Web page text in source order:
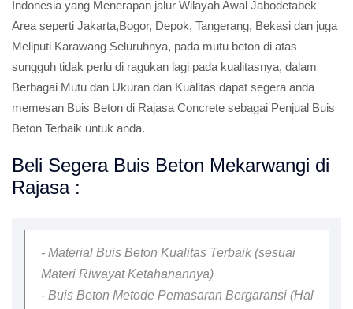
Indonesia yang Menerapan jalur Wilayah Awal Jabodetabek
Area seperti Jakarta,Bogor, Depok, Tangerang, Bekasi dan juga
Meliputi Karawang Seluruhnya, pada mutu beton di atas
sungguh tidak perlu di ragukan lagi pada kualitasnya, dalam
Berbagai Mutu dan Ukuran dan Kualitas dapat segera anda
memesan Buis Beton di Rajasa Concrete sebagai Penjual Buis
Beton Terbaik untuk anda.
Beli Segera Buis Beton Mekarwangi di
Rajasa :
- Material Buis Beton Kualitas Terbaik (sesuai
Materi Riwayat Ketahanannya)
- Buis Beton Metode Pemasaran Bergaransi (Hal